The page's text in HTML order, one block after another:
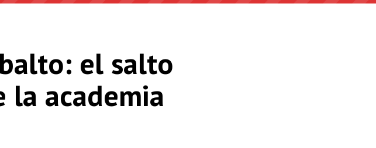
el salto
la academia